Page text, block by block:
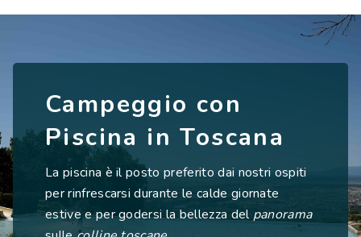
Campeggio con
Piscina in Toscana
La piscina è il posto preferito dai nostri ospiti
per rinfrescarsi durante le calde giornate
estive e per godersi la bellezza del panorama